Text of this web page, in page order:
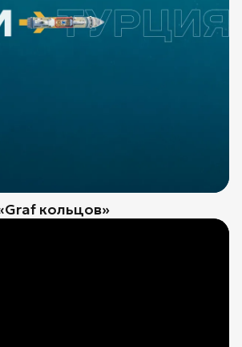
кольцов»